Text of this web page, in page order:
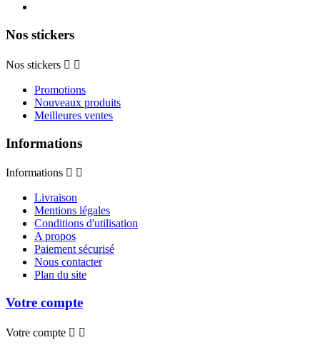
Nos stickers
Nos stickers  
Promotions
Nouveaux produits
Meilleures ventes
Informations
Informations  
Livraison
Mentions légales
Conditions d'utilisation
A propos
Paiement sécurisé
Nous contacter
Plan du site
Votre compte
Votre compte  